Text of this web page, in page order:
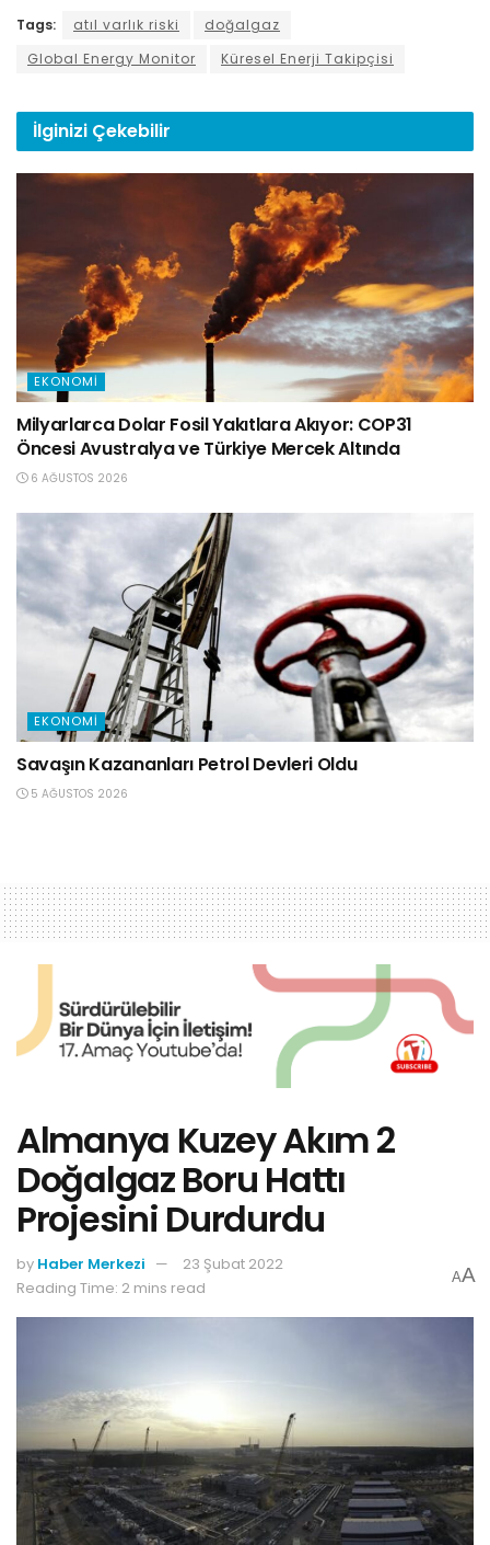
Tags: atıl varlık riski
doğalgaz
Global Energy Monitor
Küresel Enerji Takipçisi
İlginizi Çekebilir
EKONOMI
Milyarlarca Dolar Fosil Yakıtlara Akıyor: COP31
Öncesi Avustralya ve Türkiye Mercek Altında
6 AĞUSTOS 2026
EKONOMI
Savaşın Kazananları Petrol Devleri Oldu
5 AĞUSTOS 2026
Almanya Kuzey Akım 2
Doğalgaz Boru Hattı
Projesini Durdurdu
by Haber Merkezi
23 Şubat 2022
Reading Time: 2 mins read
AA